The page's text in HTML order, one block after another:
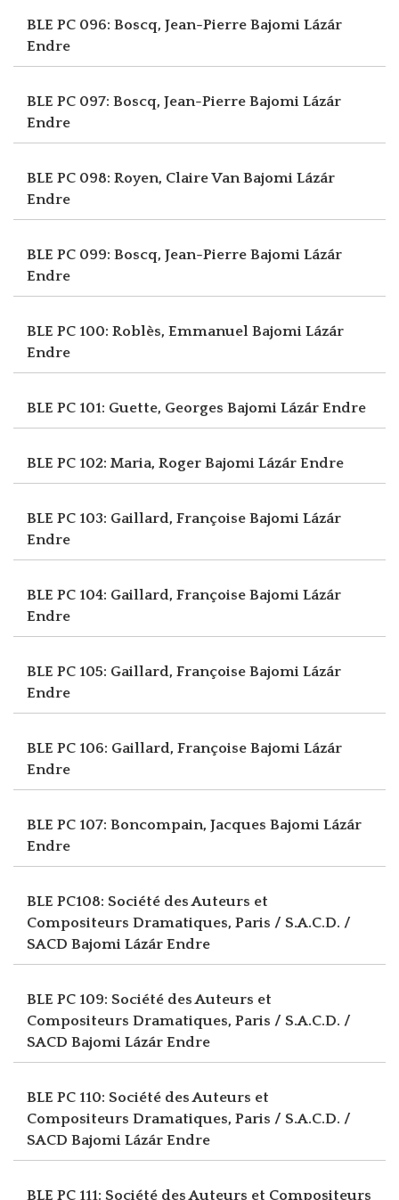
BLE PC 096: Boscq, Jean-Pierre Bajomi Lázár
Endre
BLE PC 097: Boscq, Jean-Pierre Bajomi Lázár
Endre
BLE PC 098: Royen, Claire VanBajomi Lázár
Endre
BLE PC 099: Boscq, Jean-Pierre Bajomi Lázár
Endre
BLE PC 100: Roblès, Emmanuel Bajomi Lázár
Endre
BLE PC 101: Guette, Georges Bajomi Lázár Endre
BLE PC 102: Maria, Roger Bajomi Lázár Endre
BLE PC 103: Gaillard, Françoise Bajomi Lázár
Endre
BLE PC 104: Gaillard, Françoise Bajomi Lázár
Endre
BLE PC 105: Gaillard, Françoise Bajomi Lázár
Endre
BLE PC 106: Gaillard, Françoise Bajomi Lázár
Endre
BLE PC 107: Boncompain, Jacques Bajomi Lázár
Endre
BLE PC108: Société des Auteurs et
Compositeurs Dramatiques, Paris / S.A.C.D. /
SACD Bajomi Lázár Endre
BLE PC 109: Société des Auteurs et
Compositeurs Dramatiques, Paris / S.A.C.D. /
SACD Bajomi Lázár Endre
BLE PC 110: Société des Auteurs et
Compositeurs Dramatiques, Paris / S.A.C.D. /
SACD Bajomi Lázár Endre
BLE PC 111: Société des Auteurs et Compositeurs